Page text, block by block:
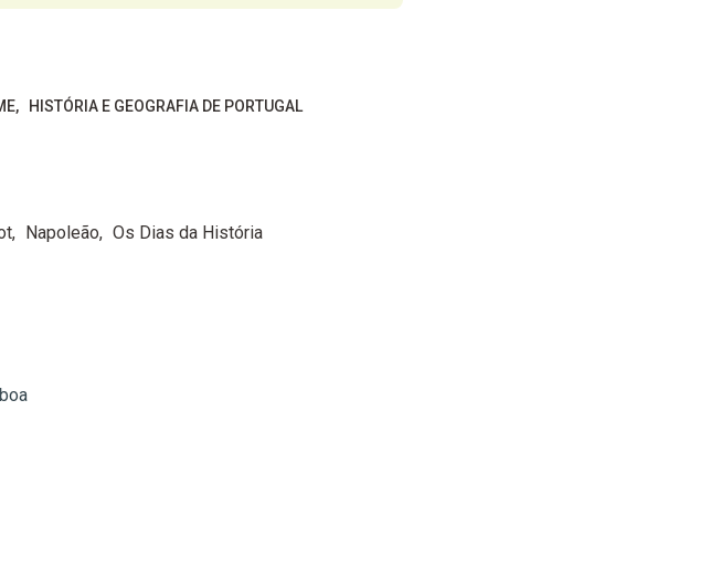
HISTÓRIA E GEOGRAFIA DE PORTUGAL
Napoleão Os Dias da História